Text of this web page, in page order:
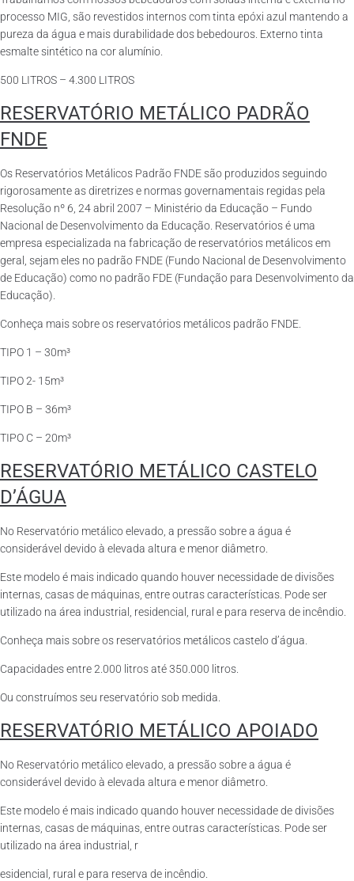
processo MIG, são revestidos internos com tinta epóxi azul mantendo a
pureza da água e mais durabilidade dos bebedouros. Externo tinta
esmalte sintético na cor alumínio.
500 LITROS – 4.300 LITROS
RESERVATÓRIO METÁLICO PADRÃO
FNDE
Os Reservatórios Metálicos Padrão FNDE são produzidos seguindo
rigorosamente as diretrizes e normas governamentais regidas pela
Resolução nº 6, 24 abril 2007 – Ministério da Educação – Fundo
Nacional de Desenvolvimento da Educação. Reservatórios é uma
empresa especializada na fabricação de reservatórios metálicos em
geral, sejam eles no padrão FNDE (Fundo Nacional de Desenvolvimento
de Educação) como no padrão FDE (Fundação para Desenvolvimento da
Educação).
Conheça mais sobre os reservatórios metálicos padrão FNDE.
TIPO 1 – 30m³
TIPO 2- 15m³
TIPO B – 36m³
TIPO C – 20m³
RESERVATÓRIO METÁLICO CASTELO
D’ÁGUA
No Reservatório metálico elevado, a pressão sobre a água é
considerável devido à elevada altura e menor diâmetro.
Este modelo é mais indicado quando houver necessidade de divisões
internas, casas de máquinas, entre outras características. Pode ser
utilizado na área industrial, residencial, rural e para reserva de incêndio.
Conheça mais sobre os reservatórios metálicos castelo d’água.
Capacidades entre 2.000 litros até 350.000 litros.
Ou construímos seu reservatório sob medida.
RESERVATÓRIO METÁLICO APOIADO
No Reservatório metálico elevado, a pressão sobre a água é
considerável devido à elevada altura e menor diâmetro.
Este modelo é mais indicado quando houver necessidade de divisões
internas, casas de máquinas, entre outras características. Pode ser
utilizado na área industrial, r
esidencial, rural e para reserva de incêndio.